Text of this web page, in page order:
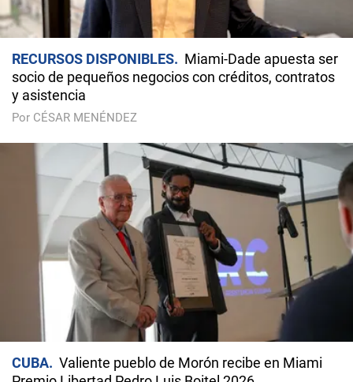
RECURSOS DISPONIBLES
Miami-Dade apuesta ser
socio de pequeños negocios con créditos, contratos
y asistencia
Por CÉSAR MENÉNDEZ